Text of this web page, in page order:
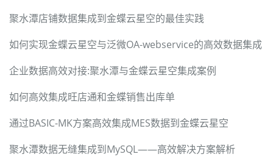
聚水潭店铺数据集成到金蝶云星空的最佳实践
如何实现金蝶云星空与泛微OA-webservice的高效数据集成
企业数据高效对接:聚水潭与金蝶云星空集成案例
如何高效集成旺店通和金蝶销售出库单
通过BASIC-MK方案高效集成MES数据到金蝶云星空
聚水潭数据无缝集成到MySQL——高效解决方案解析